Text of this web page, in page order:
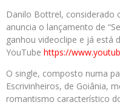
Danilo Bottrel, considerado
anuncia o lançamento de
ganhou videoclipe e já está
YouTube https://
O single, composto numa
Escrivinheiros, de Goiânia,
romantismo característico